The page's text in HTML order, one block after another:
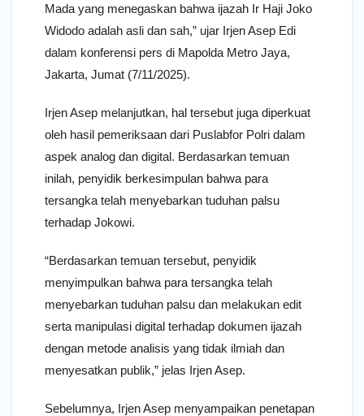
Mada yang menegaskan bahwa ijazah Ir Haji Joko
Widodo adalah asli dan sah,” ujar Irjen Asep Edi
dalam konferensi pers di Mapolda Metro Jaya,
Jakarta, Jumat (7/11/2025).
Irjen Asep melanjutkan, hal tersebut juga diperkuat
oleh hasil pemeriksaan dari Puslabfor Polri dalam
aspek analog dan digital. Berdasarkan temuan
inilah, penyidik berkesimpulan bahwa para
tersangka telah menyebarkan tuduhan palsu
terhadap Jokowi.
“Berdasarkan temuan tersebut, penyidik
menyimpulkan bahwa para tersangka telah
menyebarkan tuduhan palsu dan melakukan edit
serta manipulasi digital terhadap dokumen ijazah
dengan metode analisis yang tidak ilmiah dan
menyesatkan publik,” jelas Irjen Asep.
Sebelumnya, Irjen Asep menyampaikan penetapan